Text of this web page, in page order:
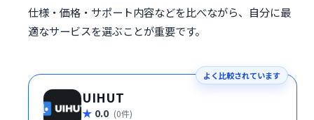
仕様・価格・サポート内容などを比べながら、自分に最
適なサービスを選ぶことが重要です。
よく比較されています
UIHUT
0.0 (0件)